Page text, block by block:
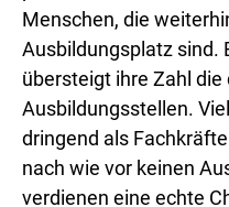
Menschen, die
Ausbildungsplatz sind.
übersteigt ihre Zahl
Ausbildungsstellen.
dringend als
nach wie vor keinen
verdienen eine echte